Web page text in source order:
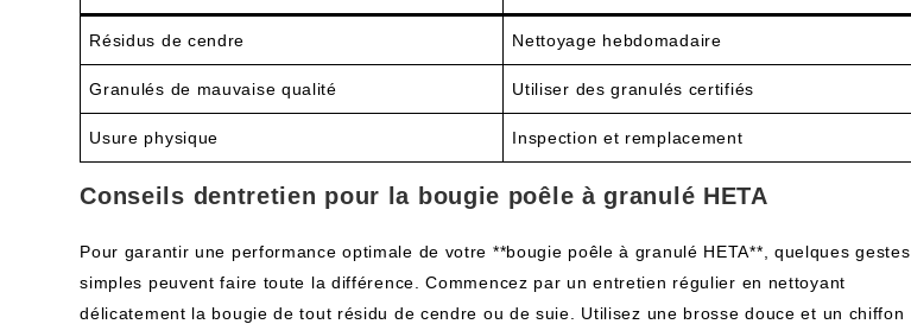
Résidus de cendre Nettoyage hebdomadaire
Granulés de mauvaise qualité Utiliser des granulés certifiés
Usure physique Inspection et remplacement
Conseils dentretien pour la bougie poêle à granulé HETA
Pour garantir une performance optimale de votre **bougie poêle à granulé HETA**, quelques gestes
simples peuvent faire toute la différence. Commencez par un entretien régulier en nettoyant
délicatement la bougie de tout résidu de cendre ou de suie. Utilisez une brosse douce et un chiffon